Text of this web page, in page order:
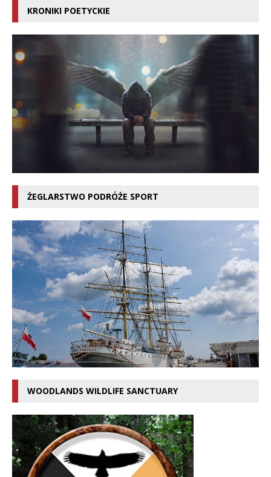
KRONIKI POETYCKIE
ŻEGLARSTWO PODRÓŻE SPORT
WOODLANDS WILDLIFE SANCTUARY